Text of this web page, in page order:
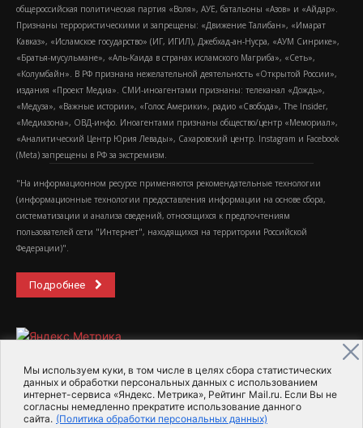
Мы используем куки, в том числе в целях сбора статистических
данных и обработки персональных данных с использованием
интернет-сервиса «Яндекс. Метрика», Рейтинг Mail.ru. Если Вы не
согласны немедленно прекратите использование данного
сайта. (Политика обработки персональных данных)
общероссийская политическая партия «Воля», АУЕ, батальоны «Азов» и «Айдар».
Признаны террористическими и запрещены: «Движение Талибан», «Имарат
Кавказ», «Исламское государство» (ИГ, ИГИЛ), Джебхад-ан-Нусра, «АУМ Синрике»,
«Братья-мусульмане», «Аль-Каида в странах исламского Магриба», «Сеть»,
«Колумбайн». В РФ признана нежелательной деятельность «Открытой России»,
издания «Проект Медиа». СМИ-иноагентами признаны: телеканал «Дождь»,
«Медуза», «Важные истории», «Голос Америки», радио «Свобода», The Insider,
«Медиазона», ОВД-инфо. Иноагентами признаны общество/центр «Мемориал»,
«Аналитический Центр Юрия Левады», Сахаровский центр. Instagram и Facebook
(Metа) запрещены в РФ за экстремизм.
"На информационном ресурсе применяются рекомендательные технологии
(информационные технологии предоставления информации на основе сбора,
систематизации и анализа сведений, относящихся к предпочтениям
пользователей сети "Интернет", находящихся на территории Российской
Федерации)".
Подробнее
2015-2026- Информационное агентство МедиаПоток